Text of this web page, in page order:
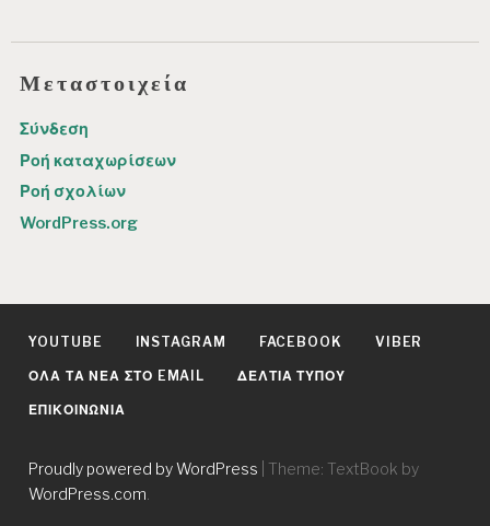
Μεταστοιχεία
Σύνδεση
Ροή καταχωρίσεων
Ροή σχολίων
WordPress.org
YOUTUBE INSTAGRAM FACEBOOK VIBER
ΌΛΑ ΤΑ ΝΈΑ ΣΤΟ EMAIL ΔΕΛΤΊΑ ΤΎΠΟΥ
ΕΠΙΚΟΙΝΩΝΊΑ
Proudly powered by WordPress
Theme: TextBook by
WordPress.com